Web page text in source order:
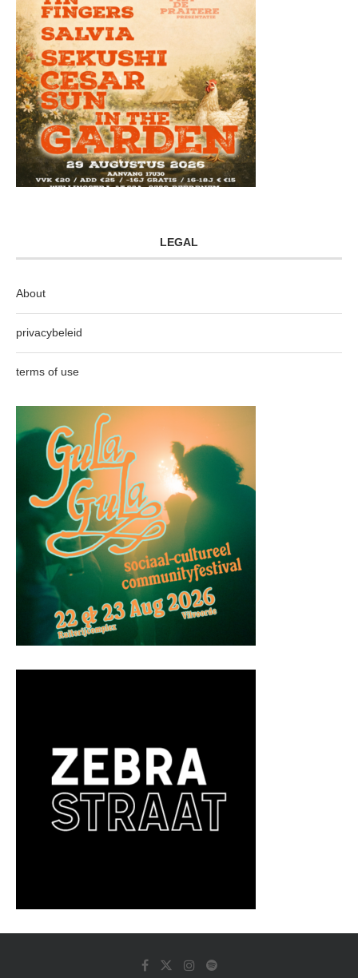
LEGAL
About
privacybeleid
terms of use